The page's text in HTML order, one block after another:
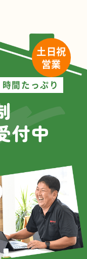
時間たっぷり
付中
土日祝
営業